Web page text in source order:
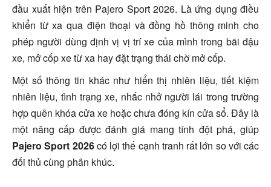
đầu xuất hiện trên Pajero Sport 2026. Là ứng dụng điều
khiển từ xa qua điện thoại và đồng hồ thông minh cho
phép người dùng định vị vị trí xe của mình trong bãi đậu
xe, mở cốp xe từ xa hay đặt trạng thái chờ mở cốp.
Một số thông tin khác như hiển thị nhiên liệu, tiết kiệm
nhiên liệu, tình trạng xe, nhắc nhở người lái trong trường
hợp quên khóa cửa xe hoặc chưa đóng kín cửa sổ. Đây là
một nâng cấp được đánh giá mang tính đột phá, giúp
Pajero Sport 2026có lợi thế cạnh tranh rất lớn so với các
đối thủ cùng phân khúc.